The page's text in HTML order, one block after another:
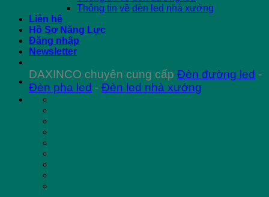
Thông tin về đèn led nhà xưởng
Liên hệ
Hồ Sơ Năng Lực
Đăng nhập
Newsletter
DAXINCO chuyên cung cấp Đèn đường led -
Đèn pha led - Đèn led nhà xưởng